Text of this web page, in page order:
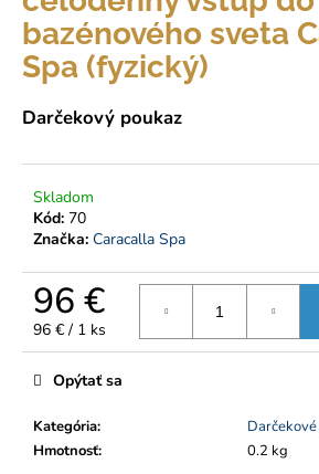
bazénového sveta
Spa (fyzický)
Darčekový poukaz
Skladom
Kód: 70
Značka: Caracalla Spa
96 €
Jednotková
cena:
96 € / 1 ks
Kategória:
Hmotnosť: 0.2 kg
Opýtať sa
á
j
s
ť
O
d
o